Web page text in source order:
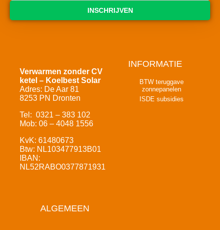
INSCHRIJVEN
Verwarmen zonder CV
ketel – Koelbest Solar
Adres: De Aar 81
8253 PN Dronten
Tel: 0321 – 383 102
Mob: 06 – 4048 1556
KvK: 61480673
Btw: NL103477913B01
IBAN:
NL52RABO0377871931
INFORMATIE
BTW teruggave
zonnepanelen
ISDE subsidies
ALGEMEEN